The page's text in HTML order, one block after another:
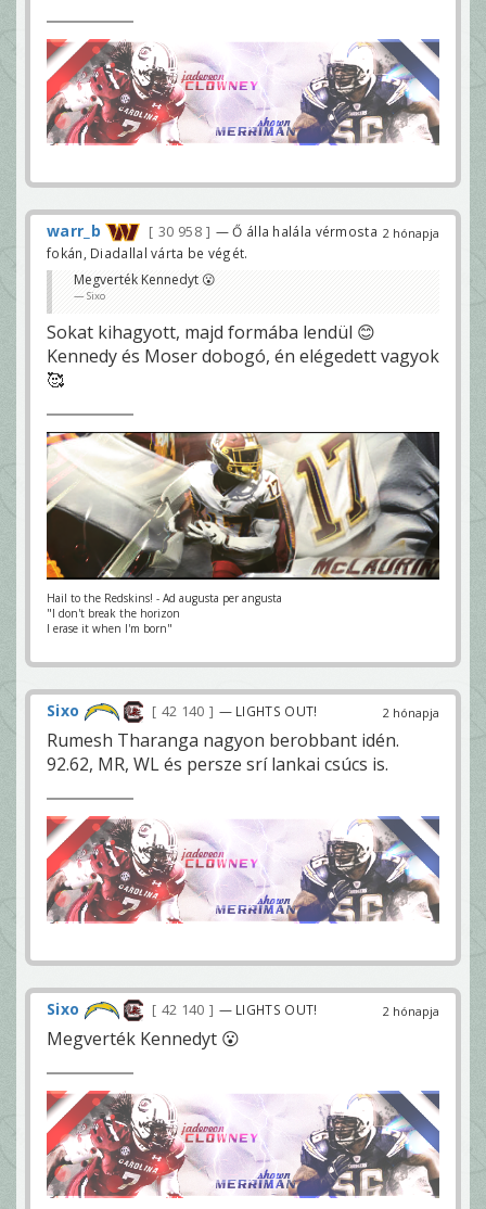
2 hónapja
warr_b 30 958
— Ő álla halála vérmosta
fokán, Diadallal várta be végét.
Megverték Kennedyt 😮
Sixo
Sokat kihagyott, majd formába lendül 😊
Kennedy és Moser dobogó, én elégedett vagyok
🥰
Hail to the Redskins! - Ad augusta per angusta
"I don't break the horizon
I erase it when I'm born"
2 hónapja
Sixo 42 140 — LIGHTS OUT!
Rumesh Tharanga nagyon berobbant idén.
92.62, MR, WL és persze srí lankai csúcs is.
2 hónapja
Sixo 42 140 — LIGHTS OUT!
Megverték Kennedyt 😮